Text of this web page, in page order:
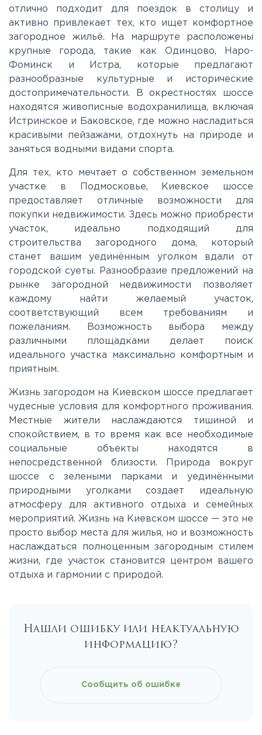
Мурманское
Новоприозерское
Приморское
Приозерское
Пулковское
Ропшинское
Рябовское
отлично подходит для поездок в столицу и
активно привлекает тех, кто ищет комфортное
загородное жильё. На маршруте расположены
крупные города, такие как Одинцово, Наро-
Фоминск и Истра, которые предлагают
разнообразные культурные и исторические
достопримечательности. В окрестностях шоссе
находятся живописные водохранилища, включая
Истринское и Баковское, где можно насладиться
красивыми пейзажами, отдохнуть на природе и
заняться водными видами спорта.
Для тех, кто мечтает о собственном земельном
участке в Подмосковье, Киевское шоссе
предоставляет отличные возможности для
покупки недвижимости. Здесь можно приобрести
участок, идеально подходящий для
строительства загородного дома, который
станет вашим уединённым уголком вдали от
городской суеты. Разнообразие предложений на
рынке загородной недвижимости позволяет
каждому найти желаемый участок,
соответствующий всем требованиям и
пожеланиям. Возможность выбора между
различными площадками делает поиск
идеального участка максимально комфортным и
приятным.
Жизнь загородом на Киевском шоссе предлагает
чудесные условия для комфортного проживания.
Местные жители наслаждаются тишиной и
спокойствием, в то время как все необходимые
социальные объекты находятся в
непосредственной близости. Природа вокруг
шоссе с зелеными парками и уединёнными
природными уголками создает идеальную
атмосферу для активного отдыха и семейных
мероприятий. Жизнь на Киевском шоссе — это не
просто выбор места для жилья, но и возможность
наслаждаться полноценным загородным стилем
жизни, где участок становится центром вашего
отдыха и гармонии с природой.
Нашли ошибку или неактуальную
информацию?
Сообщить об ошибке